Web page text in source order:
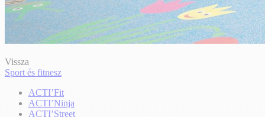
Vissza
Sport és fitnesz
ACTI’Fit
ACTI’Ninja
ACTI’Street